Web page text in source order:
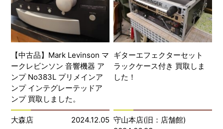
【中古品】Mark Levinson マ
ークレビンソン 音響機器 ア
ンプ No383L プリメインア
ンプ インテグレーテッドア
ンプ 買取しました。
大森店 2024.12.05
ギターエフェクターセット
ラックケース付き 買取しま
した！
守山本店(旧：店舗館)